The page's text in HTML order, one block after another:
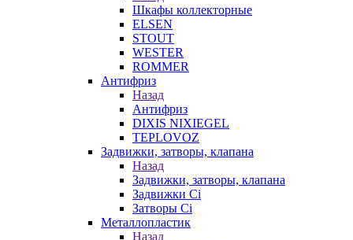
Шкафы коллекторные
ELSEN
STOUT
WESTER
ROMMER
Антифриз
Назад
Антифриз
DIXIS NIXIEGEL
TEPLOVOZ
Задвижки, затворы, клапана
Назад
Задвижки, затворы, клапана
Задвижки Ci
Затворы Ci
Металлопластик
Назад